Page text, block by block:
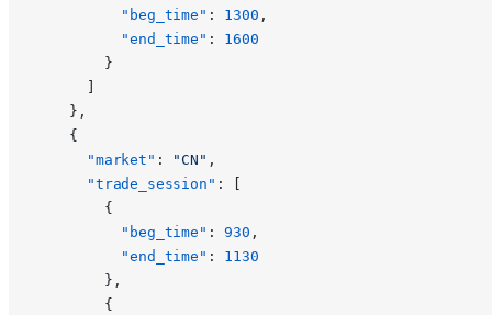
          "beg_time"
: 1300 ,
          "end_time"
: 1600
        }
    },
    {
      "market"
: "CN" ,
      "trade_session"
: [
        {
          "beg_time"
: 930 ,
          "end_time"
: 1130
        },
        {